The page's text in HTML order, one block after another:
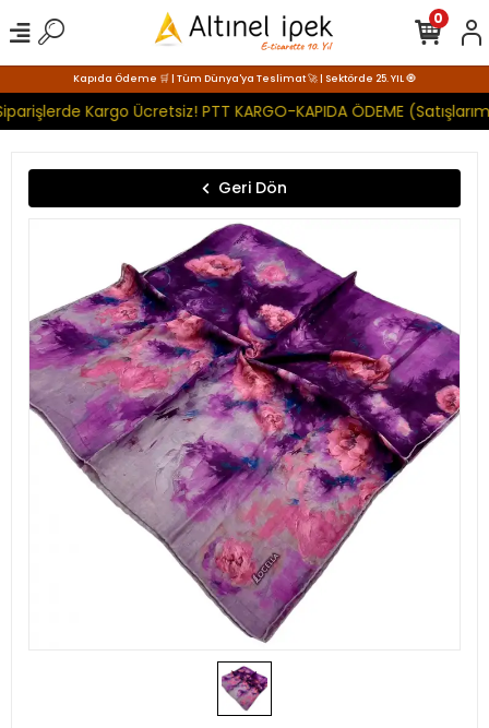
Kapıda Ödeme 🛒 | Tüm Dünya'ya Teslimat 🚀 | Sektörde 25. YIL 🧿
Kargo Ücretsiz! PTT KARGO-KAPIDA ÖDEME
0
Geri Dön